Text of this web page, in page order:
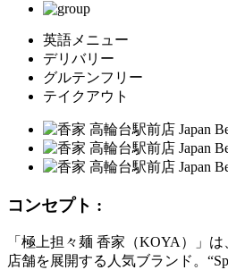
英語メニュー
デリバリー
グルテンフリー
テイクアウト
コンセプト :
「極上担々麺 香家（KOYA）」
店舗を展開する人気ブランド。